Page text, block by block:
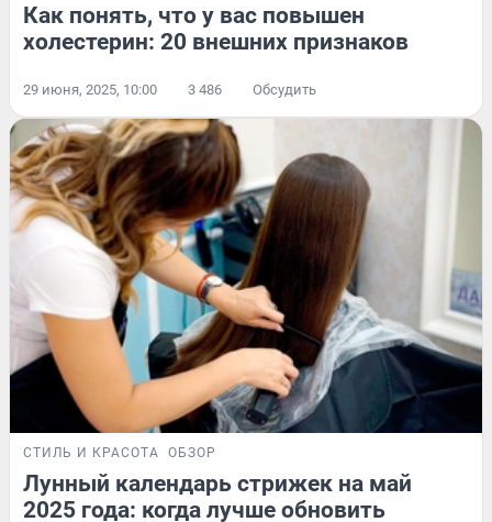
Как понять, что у вас повышен
холестерин: 20 внешних признаков
29 июня, 2025, 10:00 3 486 Обсудить
СТИЛЬ И КРАСОТА ОБЗОР
Лунный календарь стрижек на май
2025 года: когда лучше обновить